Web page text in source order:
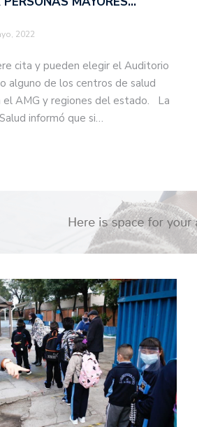
2022
cita y pueden elegir el Auditorio
alguno de los centros de salud
el AMG y regiones del estado. La
informó que si…